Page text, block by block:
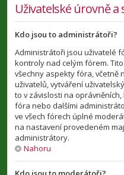
Uživatelské úrovně a
Kdo jsou to administrátoři?
Administrátoři jsou uživatelé
kontroly nad celým fórem.
všechny aspekty fóra, včetně
uživatelů, vytváření
to v závislosti na
fóra nebo dalšími
ve všech fórech úplné
na nastavení provedeném
administrátory.
Nahoru